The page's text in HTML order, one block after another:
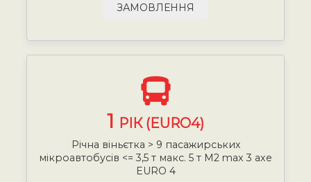
ЗАМОВЛЕННЯ
1 РІК (EURO4)
Річна віньєтка > 9 пасажирських
мікроавтобусів <= 3,5 т макс. 5 т М2 max 3 axe
EURO 4